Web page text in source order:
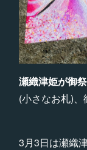
瀬織津姫が御
(小さなお札)、
3月3日は瀬織